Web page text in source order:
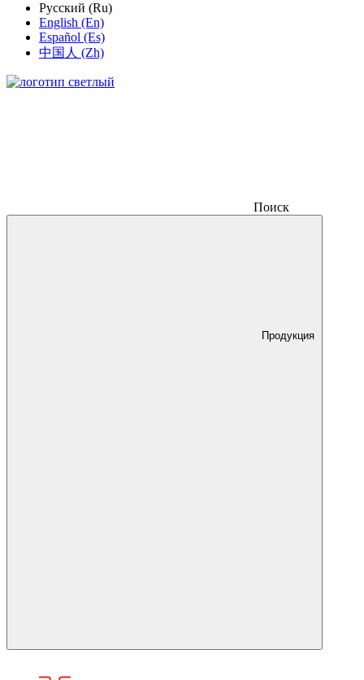
Русский (Ru)
English (En)
Español (Es)
中国人 (Zh)
Поиск
Продукция